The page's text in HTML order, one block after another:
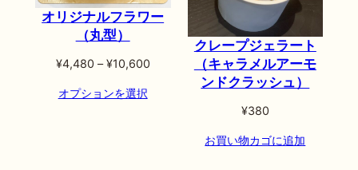
オリジナルフラワー
（丸型）
¥4,480 –¥10,600価
オプションを選択
クレープジェラート
（キャラメルアーモ
ンドクラッシュ）
¥380
お買い物カゴに追加